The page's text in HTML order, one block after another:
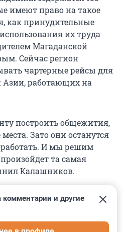
имеют право на такое
как принудительные
их труда
Магаданской
Сейчас регион
чартерные рейсы для
Азии, работающих на
построить общежития,
Зато они останутся
И мы решим
та самая
Калашников.
комментарии и другие